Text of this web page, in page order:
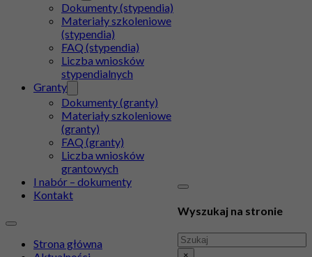
Dokumenty (stypendia)
Materiały szkoleniowe
(stypendia)
FAQ (stypendia)
Liczba wniosków
stypendialnych
Granty
Dokumenty (granty)
Materiały szkoleniowe
(granty)
FAQ (granty)
Liczba wniosków
grantowych
I nabór – dokumenty
Kontakt
Strona główna
Wyszukaj na stronie
Szukaj